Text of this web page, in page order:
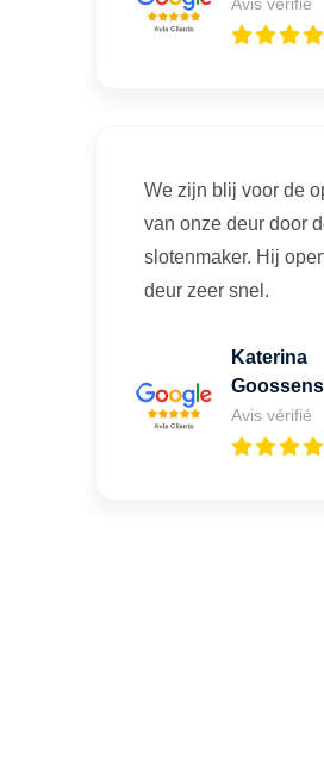
Avis vérifié
We zijn blij voor de
van onze deur door
slotenmaker. Hij
deur zeer snel.
Katerina
Goossens
Avis vérifié